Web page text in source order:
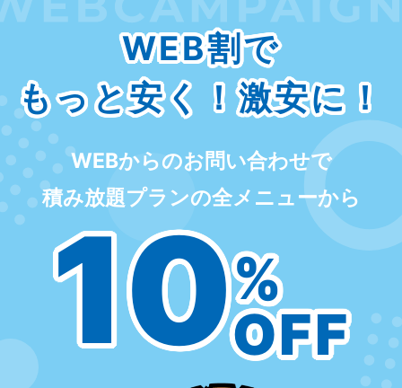
WEB割で
もっと安く！激安に！
WEBからのお問い合わせで
積み放題プランの全メニューから
10%
OFF